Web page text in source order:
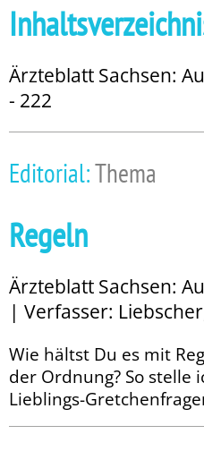
Ärzteblatt Sachsen:
- 222
Editorial:Thema
Regeln
Ärzteblatt Sachsen:
| Verfasser:
Wie hältst Du es mit
der Ordnung? So stelle
Lieblings-